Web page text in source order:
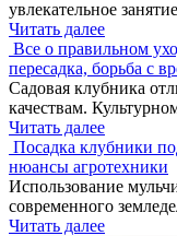
увлекательное
Читать далее
Все о правильном
пересадка, борьба с
Садовая клубника
качествам.
Читать далее
Посадка клубники
нюансы агротехники
Использование
современного
Читать далее